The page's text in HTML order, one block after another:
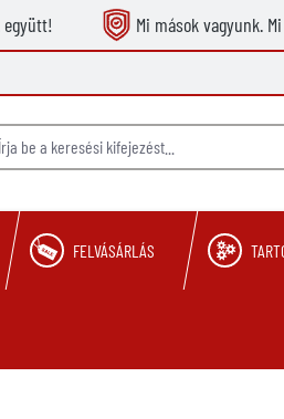
együtt! Mi mások vagyunk.
FELVÁSÁRLÁS